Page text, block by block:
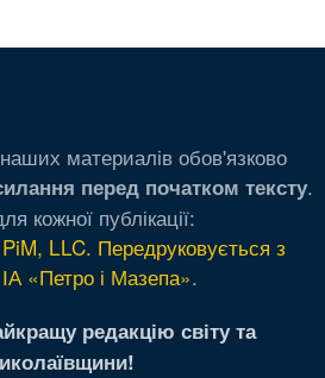
материалів обов'язково
перед початком тексту.
кожної публікації:
LLC. Передруковується з
«Петро і Мазепа».
редакцію світу та